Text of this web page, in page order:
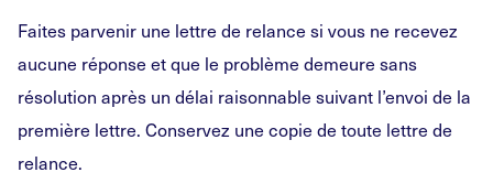
Faites parvenir une lettre de relance si vous ne recevez
aucune réponse et que le problème demeure sans
résolution après un délai raisonnable suivant l’envoi de la
première lettre. Conservez une copie de toute lettre de
relance.